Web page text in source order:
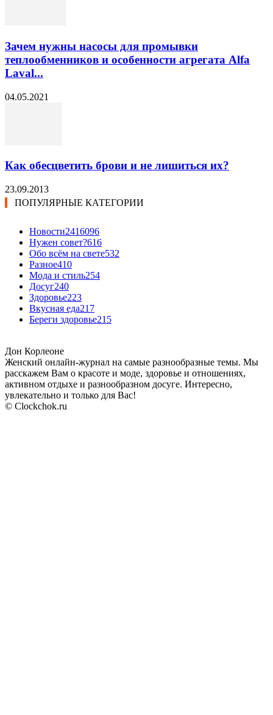
Зачем нужны насосы для промывки
теплообменников и особенности агрегата Alfa
Laval...
04.05.2021
Как обесцветить брови и не лишиться их?
23.09.2013
ПОПУЛЯРНЫЕ КАТЕГОРИИ
Новости2416096
Нужен совет?616
Обо всём на свете532
Разное410
Мода и стиль254
Досуг240
Здоровье223
Вкусная еда217
Береги здоровье215
Дон Корлеоне
Женский онлайн-журнал на самые разнообразные темы. Мы
расскажем Вам о красоте и моде, здоровье и отношениях,
активном отдыхе и разнообразном досуге. Интересно,
увлекательно и только для Вас!
© Clockchok.ru